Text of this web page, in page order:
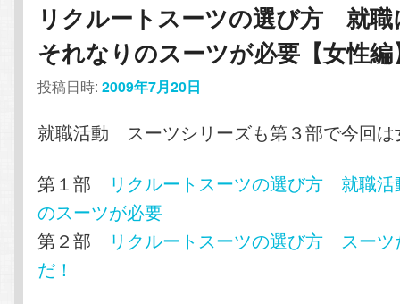
リクルートスーツの選び方 就職
それなりのスーツが必要【女性編
投稿日時:2009年7月20日
就職活動 スーツシリーズも第３部で今回は
第１部
リクルートスーツの選び方 就職活
のスーツが必要
第２部
リクルートスーツの選び方 スーツ
だ！